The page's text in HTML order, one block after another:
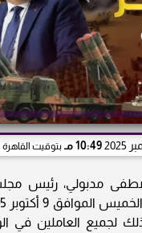
10:49 مـ بتوقيت القاهرة
مدبولي، رئيس مجلس
لجميع العاملين في